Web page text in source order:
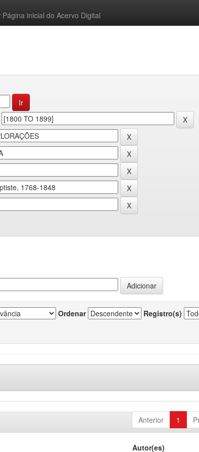
Página inicial do Acervo Digital
Ordenar Registro(s)
Anterior 1
Autor(es)